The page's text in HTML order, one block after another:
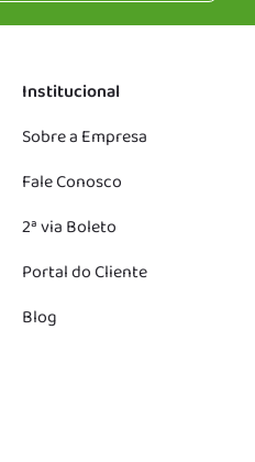
Institucional
Sobre a Empresa
Fale Conosco
2ª via Boleto
Portal do Cliente
Blog